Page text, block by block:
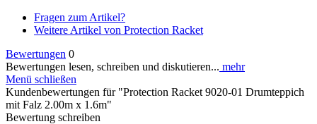
Fragen zum Artikel?
Weitere Artikel von Protection Racket
Bewertungen 0
Bewertungen lesen, schreiben und diskutieren... mehr
Menü schließen
Kundenbewertungen für "Protection Racket 9020-01 Drumteppich
mit Falz 2.00m x 1.6m"
Bewertung schreiben